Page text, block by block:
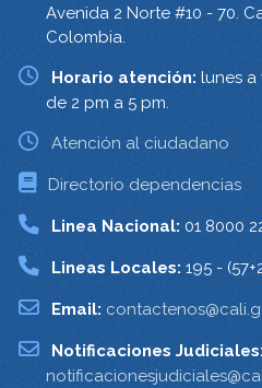
Avenida 2 Norte #10 - 70.
Colombia.
Horario atención: lunes a
de 2 pm a 5 pm.
Atención al ciudadano
Directorio dependencias
Linea Nacional: 01 8000
Lineas Locales: 195 -
Email:
Notificaciones Judiciales: